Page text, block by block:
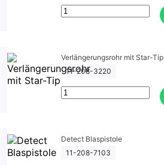
Verlängerungsrohr mit Star-Tip
11-208-3220
Detect Blaspistole
11-208-7103